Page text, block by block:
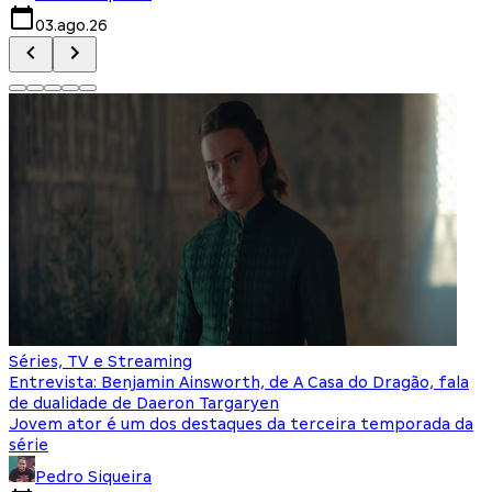
03.ago.26
Séries, TV e Streaming
Entrevista: Benjamin Ainsworth, de A Casa do Dragão, fala
de dualidade de Daeron Targaryen
Jovem ator é um dos destaques da terceira temporada da
série
Pedro Siqueira